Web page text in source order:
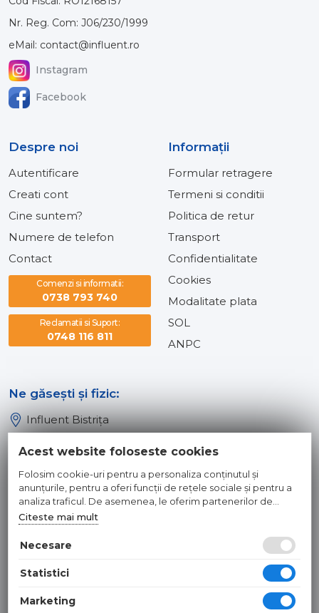
Nr. Reg. Com: J06/230/1999
eMail: contact@influent.ro
Instagram
Facebook
Despre noi
Autentificare
Creati cont
Cine suntem?
Numere de telefon
Contact
Comenzi si informatii:
0738 793 740
Reclamatii si Suport:
0748 116 811
Informaţii
Formular retragere
Termeni si conditii
Politica de retur
Transport
Confidentialitate
Cookies
Modalitate plata
SOL
ANPC
Ne găsești și fizic:
Influent Bistrița
Influent Dej
© 2026 INFLUENT SRL
Toate preturile sunt exprimate in lei si includ tva. Ofertele sunt
Hosted byNameBox
Acest website foloseste cookies
Folosim cookie-uri pentru a personaliza conținutul și
anunțurile, pentru a oferi funcții de rețele sociale și pentru a
analiza traficul. De asemenea, le oferim partenerilor de
rețele sociale, de publicitate și de analize informații cu privire
la modul în care folosiți site-ul nostru. Aceștia le pot combina
cu alte informații oferite de dvs. sau culese în urma folosirii
Citeste mai mult
Necesare
Statistici
Marketing